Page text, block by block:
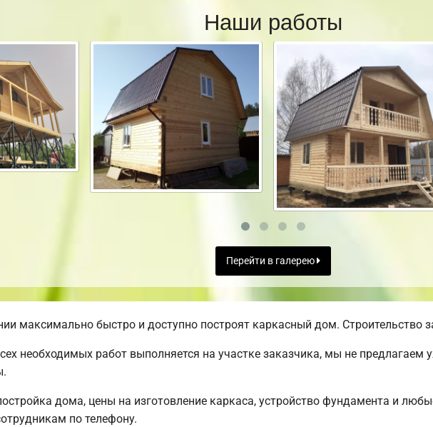
Наши работы
Перейти в галерею
максимально быстро и доступно построят каркасный дом. Строительство
необходимых работ выполняется на участке заказчика, мы не предлагаем
дома, цены на изготовление каркаса, устройство фундамента и
по телефону.